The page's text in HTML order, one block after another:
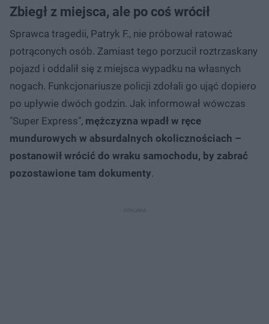
Zbiegł z miejsca, ale po coś wrócił
Sprawca tragedii, Patryk F., nie próbował ratować
potrąconych osób. Zamiast tego porzucił roztrzaskany
pojazd i oddalił się z miejsca wypadku na własnych
nogach. Funkcjonariusze policji zdołali go ująć dopiero
po upływie dwóch godzin. Jak informował wówczas
"Super Express", mężczyzna wpadł w ręce
mundurowych w absurdalnych okolicznościach –
postanowił wrócić do wraku samochodu, by zabrać
pozostawione tam dokumenty.